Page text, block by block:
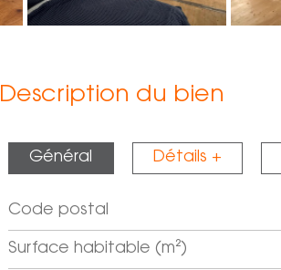
Description du bien
Général Détails +
Label Value
Code postal
Surface habitable (m²)